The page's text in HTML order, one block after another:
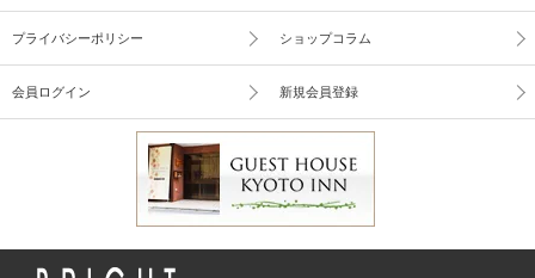
プライバシーポリシー ショップコラム
会員ログイン 新規会員登録